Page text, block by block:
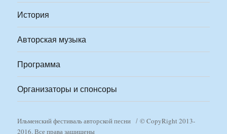
История
Авторская музыка
Программа
Организаторы и спонсоры
Ильменский фестиваль авторской песни
© CopyRight 2013-
2016. Все права защищены